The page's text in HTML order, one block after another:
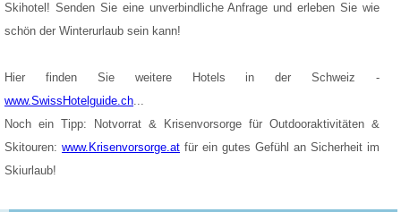
Skihotel! Senden Sie eine unverbindliche Anfrage und erleben Sie wie
schön der Winterurlaub sein kann!
Hier finden Sie weitere Hotels in der Schweiz -
www.SwissHotelguide.ch...
Noch ein Tipp: Notvorrat & Krisenvorsorge für Outdooraktivitäten &
Skitouren:www.Krisenvorsorge.at für ein gutes Gefühl an Sicherheit im
Skiurlaub!